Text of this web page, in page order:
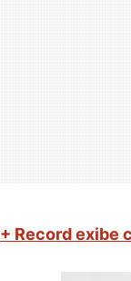
+ Record exibe